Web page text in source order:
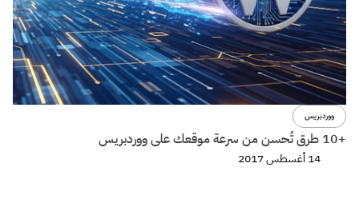
ووردبريس
+10 طرق تُحسن من سرعة موقعك على ووردبريس
14 أغسطس 2017